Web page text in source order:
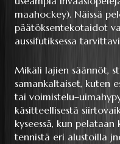
maahockey). Näissä
päätöksentekotaidot
aussifutiksessa
Mikäli lajien säännöt,
samankaltaiset, kuten
tai
käsitteellisestä
kyseessä, kun
tennistä eri alustoilla